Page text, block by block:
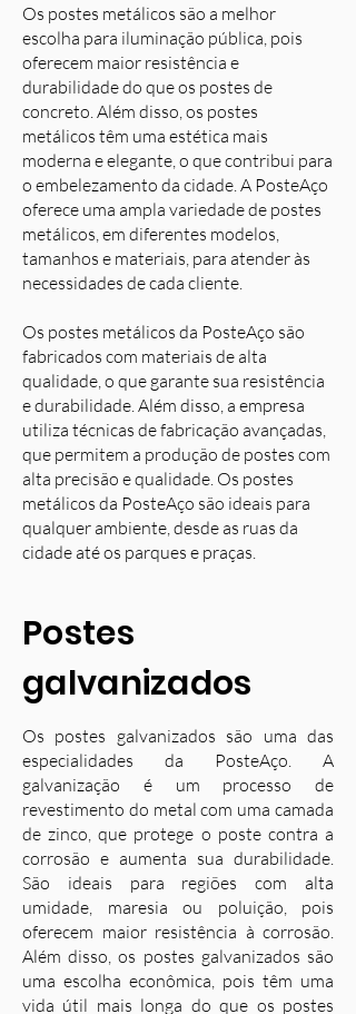
Os postes metálicos são a melhor
escolha para iluminação pública, pois
oferecem maior resistência e
durabilidade do que os postes de
concreto. Além disso, os postes
metálicos têm uma estética mais
moderna e elegante, o que contribui para
o embelezamento da cidade. A PosteAço
oferece uma ampla variedade de postes
metálicos, em diferentes modelos,
tamanhos e materiais, para atender às
necessidades de cada cliente.
Os postes metálicos da PosteAço são
fabricados com materiais de alta
qualidade, o que garante sua resistência
e durabilidade. Além disso, a empresa
utiliza técnicas de fabricação avançadas,
que permitem a produção de postes com
alta precisão e qualidade. Os postes
metálicos da PosteAço são ideais para
qualquer ambiente, desde as ruas da
cidade até os parques e praças.
Postes
galvanizados
Os postes galvanizados são uma das
especialidades da PosteAço. A
galvanização é um processo de
revestimento do metal com uma camada
de zinco, que protege o poste contra a
corrosão e aumenta sua durabilidade.
São ideais para regiões com alta
umidade, maresia ou poluição, pois
oferecem maior resistência à corrosão.
Além disso, os postes galvanizados são
uma escolha econômica, pois têm uma
vida útil mais longa do que os postes